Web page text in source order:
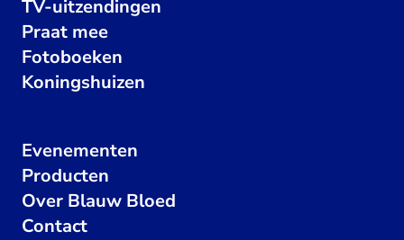
TV-uitzendingen
Praat mee
Fotoboeken
Koningshuizen
Evenementen
Producten
Over Blauw Bloed
Contact